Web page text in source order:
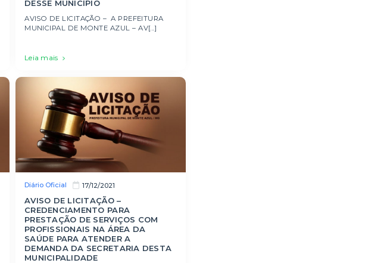
DESSE MUNICÍPIO
AVISO DE LICITAÇÃO – A PREFEITURA
MUNICIPAL DE MONTE AZUL – AV[...]
Leia mais
Diário Oficial 17/12/2021
AVISO DE LICITAÇÃO –
CREDENCIAMENTO PARA
PRESTAÇÃO DE SERVIÇOS COM
PROFISSIONAIS NA ÁREA DA
SAÚDE PARA ATENDER A
DEMANDA DA SECRETARIA DESTA
MUNICIPALIDADE